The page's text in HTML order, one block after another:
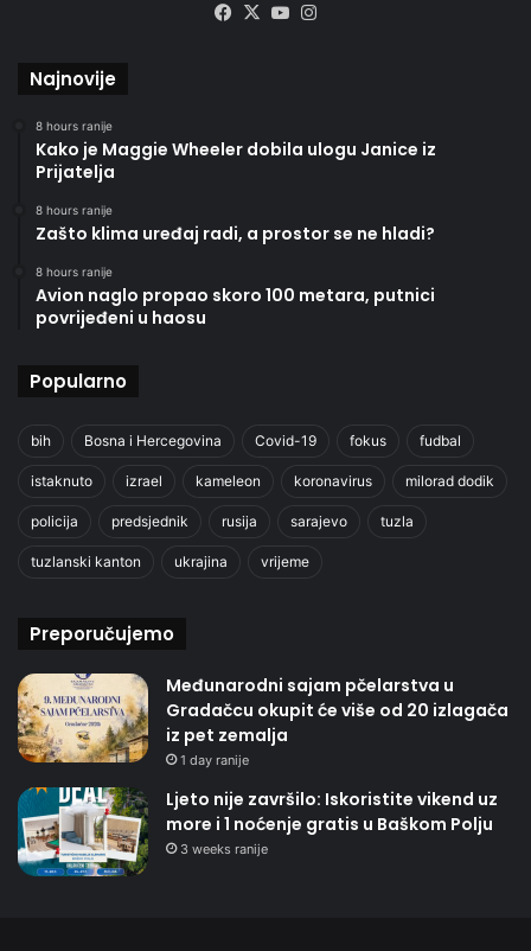
Facebook
X YouTube
Najnovije
8 hours ranije
Kako je Maggie Wheeler dobila ulogu Janice iz
Prijatelja
8 hours ranije
Zašto klima uređaj radi, a prostor se ne hladi?
8 hours ranije
Avion naglo propao skoro 100 metara, putnici
povrijeđeni u haosu
Popularno
bih Bosna i Hercegovina Covid-19 fokus fudbal
istaknuto izrael kameleon koronavirus milorad dodik
policija predsjednik rusija sarajevo tuzla
tuzlanski kanton ukrajina vrijeme
Preporučujemo
Međunarodni sajam pčelarstva u
Gradačcu okupit će više od 20 izlagača
iz pet zemalja
1 day ranije
Ljeto nije završilo: Iskoristite vikend uz
more i 1 noćenje gratis u Baškom Polju
3 weeks ranije